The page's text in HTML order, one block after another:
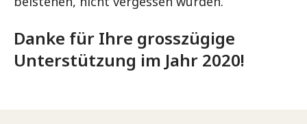
Danke für Ihre grosszügige
Unterstützung im Jahr 2020!